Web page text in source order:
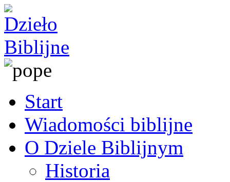
Start
Wiadomości biblijne
O Dziele Biblijnym
Historia